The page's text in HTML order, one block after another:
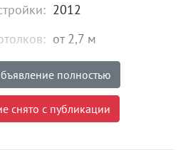
2012
от 2,7 м
хорошее
полностью
снято с публикации